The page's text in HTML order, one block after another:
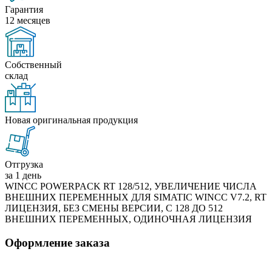
Гарантия
12 месяцев
Собственный
склад
Новая оригинальная продукция
Отгрузка
за 1 день
WINCC POWERPACK RT 128/512, УВЕЛИЧЕНИЕ ЧИСЛА
ВНЕШНИХ ПЕРЕМЕННЫХ ДЛЯ SIMATIC WINCC V7.2, RT
ЛИЦЕНЗИЯ, БЕЗ СМЕНЫ ВЕРСИИ, C 128 ДО 512
ВНЕШНИХ ПЕРЕМЕННЫХ, ОДИНОЧНАЯ ЛИЦЕНЗИЯ
Оформление заказа